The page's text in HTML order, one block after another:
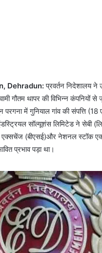
Dehradun:प्रवर्तन निदेशालय ने
गौतम थापर की विभिन्न कंपनियों
परगना में गुनियाल गांव की संपत्ति
सॉल्यूशंस लिमिटेड ने सेबी
(बीएसई)और नेशनल स्टॉक
प्रभाव पड़ा था।